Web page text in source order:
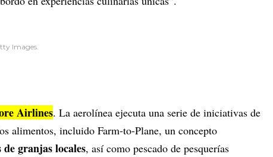
Images.
Airlines. La aerolínea ejecuta una serie de iniciativas de
alimentos, incluido Farm-to-Plane, un concepto
granjas locales, así como pescado de pesquerías